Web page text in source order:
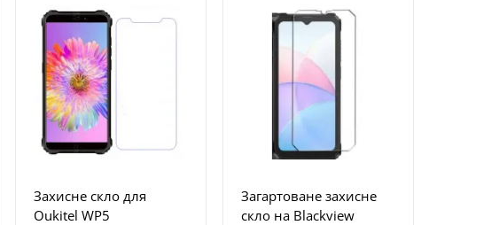
Захисне скло для
Oukitel WP5
Загартоване захисне
скло на Blackview